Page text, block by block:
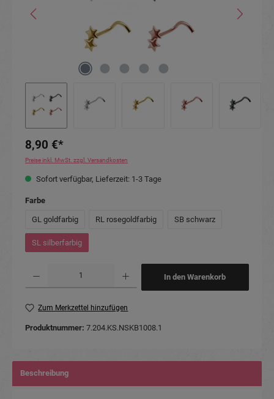
8,90 €*
Preise inkl. MwSt. zzgl. Versandkosten
Sofort verfügbar, Lieferzeit: 1-3 Tage
Farbeauswählen
GL goldfarbig RL rosegoldfarbig SB schwarz
SL silberfarbig
In den Warenkorb
Zum Merkzettel hinzufügen
Produktnummer: 7.204.KS.NSKB1008.1
Beschreibung